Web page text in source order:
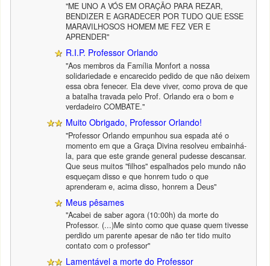
"ME UNO A VÓS EM ORAÇÃO PARA REZAR,
BENDIZER E AGRADECER POR TUDO QUE ESSE
MARAVILHOSOS HOMEM ME FEZ VER E
APRENDER"
R.I.P. Professor Orlando
"Aos membros da Família Monfort a nossa
solidariedade e encarecido pedido de que não deixem
essa obra fenecer. Ela deve viver, como prova de que
a batalha travada pelo Prof. Orlando era o bom e
verdadeiro COMBATE."
Muito Obrigado, Professor Orlando!
"Professor Orlando empunhou sua espada até o
momento em que a Graça Divina resolveu embainhá-
la, para que este grande general pudesse descansar.
Que seus muitos "filhos" espalhados pelo mundo não
esqueçam disso e que honrem tudo o que
aprenderam e, acima disso, honrem a Deus"
Meus pêsames
"Acabei de saber agora (10:00h) da morte do
Professor. (...)Me sinto como que quase quem tivesse
perdido um parente apesar de não ter tido muito
contato com o professor"
Lamentável a morte do Professor